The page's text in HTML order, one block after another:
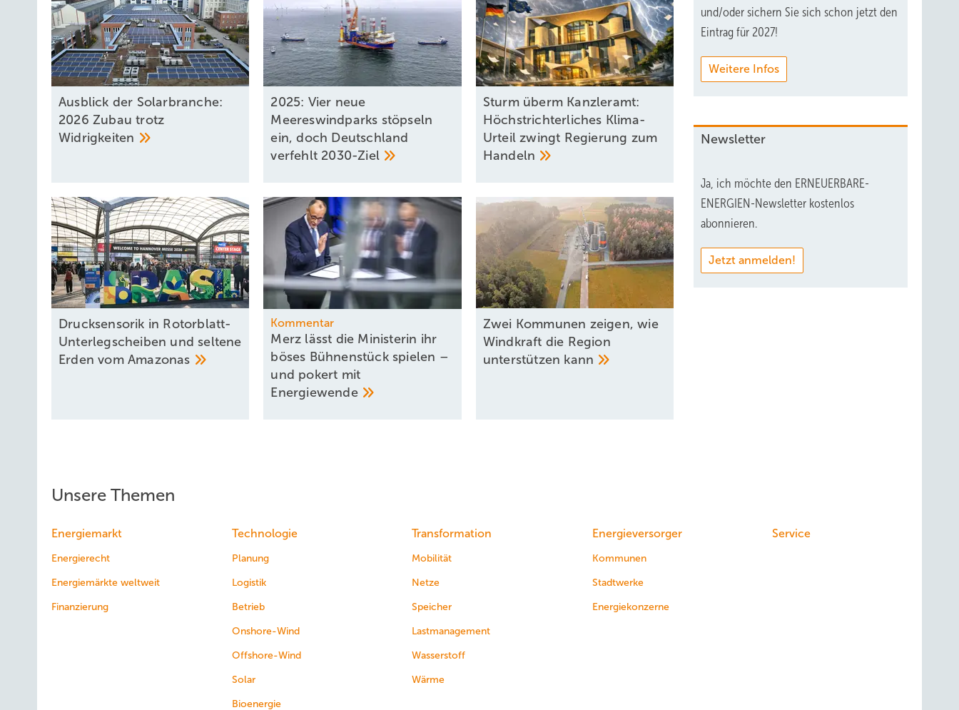
Ausblick der Solarbranche:
2026 Zubau trotz
Widrigkeiten
2025: Vier neue
Meereswindparks stöpseln
ein, doch Deutschland
verfehlt 2030-Ziel
Sturm überm Kanzleramt:
Höchstrichterliches Klima-
Urteil zwingt Regierung zum
Handeln
Drucksensorik in Rotorblatt-
Unterlegscheiben und seltene
Erden vom Amazonas
Kommentar
Merz lässt die Ministerin ihr
böses Bühnenstück spielen –
und pokert mit
Energiewende
Zwei Kommunen zeigen, wie
Windkraft die Region
unterstützen kann
und/oder sichern Sie sich schon jetzt den
Eintrag für 2027!
Weitere Infos
Newsletter
Ja, ich möchte den ERNEUERBARE-
ENERGIEN-Newsletter kostenlos
abonnieren.
Jetzt anmelden!
Unsere Themen
Energiemarkt
Energierecht
Energiemärkte weltweit
Finanzierung
Technologie
Planung
Logistik
Betrieb
Onshore-Wind
Offshore-Wind
Solar
Bioenergie
Transformation
Mobilität
Netze
Speicher
Lastmanagement
Wasserstoff
Wärme
Energieversorger
Kommunen
Stadtwerke
Energiekonzerne
Service